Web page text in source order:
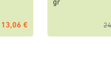
13,06 €
gr